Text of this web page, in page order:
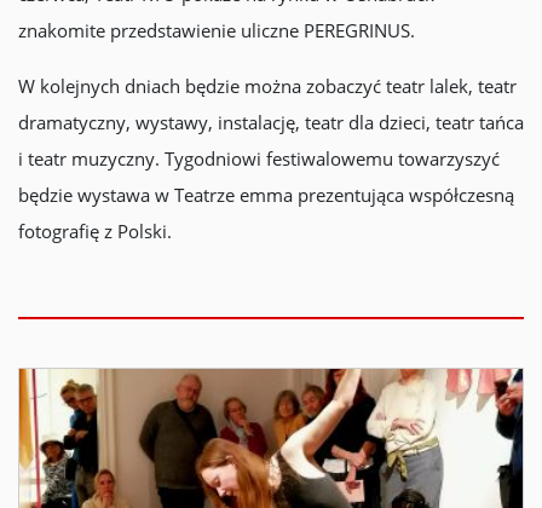
znakomite przedstawienie uliczne PEREGRINUS.
W kolejnych dniach będzie można zobaczyć teatr lalek, teatr
dramatyczny, wystawy, instalację, teatr dla dzieci, teatr tańca
i teatr muzyczny. Tygodniowi festiwalowemu towarzyszyć
będzie wystawa w Teatrze emma prezentująca współczesną
fotografię z Polski.